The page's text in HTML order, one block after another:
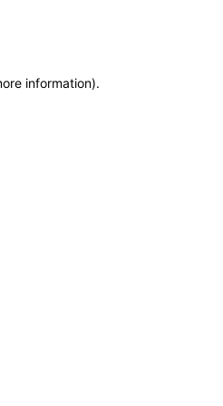
information).